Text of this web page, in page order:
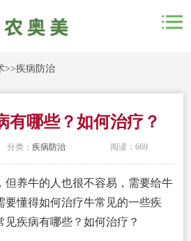
>>疾病防治
有哪些？如何治疗？
分类： 疾病防治 阅读：669
但养牛的人也很不容易，需要给牛
要懂得如何治疗牛常见的一些疾
疾病有哪些？如何治疗？